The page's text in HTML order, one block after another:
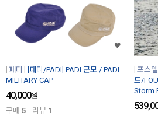
패디
[패디/PADI] PADI 군모 / PADI
MILITARY CAP
40,000원
구매 5 리뷰 1
포스
트/
Storm